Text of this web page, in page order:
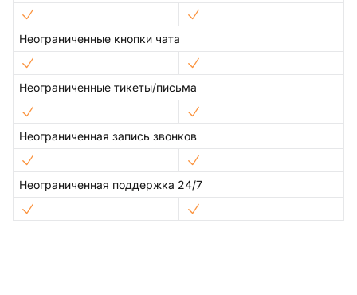
Неограниченные кнопки чата
Неограниченные тикеты/письма
Неограниченная запись звонков
Неограниченная поддержка 24/7